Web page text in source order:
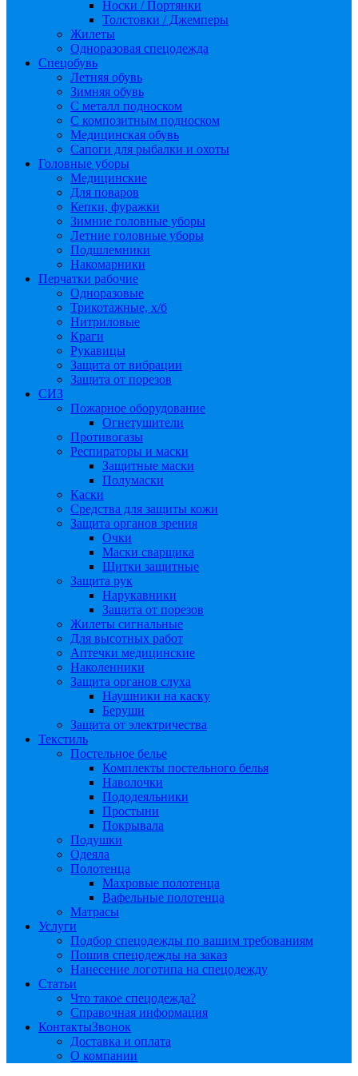
Носки / Портянки
Толстовки / Джемперы
Жилеты
Одноразовая спецодежда
Спецобувь
Летняя обувь
Зимняя обувь
С металл подноском
С композитным подноском
Медицинская обувь
Сапоги для рыбалки и охоты
Головные уборы
Медицинские
Для поваров
Кепки, фуражки
Зимние головные уборы
Летние головные уборы
Подшлемники
Накомарники
Перчатки рабочие
Одноразовые
Трикотажные, х/б
Нитриловые
Краги
Рукавицы
Защита от вибрации
Защита от порезов
СИЗ
Пожарное оборудование
Огнетушители
Противогазы
Респираторы и маски
Защитные маски
Полумаски
Каски
Средства для защиты кожи
Защита органов зрения
Очки
Маски сварщика
Щитки защитные
Защита рук
Нарукавники
Защита от порезов
Жилеты сигнальные
Для высотных работ
Аптечки медицинские
Наколенники
Защита органов слуха
Наушники на каску
Беруши
Защита от электричества
Текстиль
Постельное белье
Комплекты постельного белья
Наволочки
Пододеяльники
Простыни
Покрывала
Подушки
Одеяла
Полотенца
Махровые полотенца
Вафельные полотенца
Матрасы
Услуги
Подбор спецодежды по вашим требованиям
Пошив спецодежды на заказ
Нанесение логотипа на спецодежду
Статьи
Что такое спецодежда?
Справочная информация
КонтактыЗвонок
Доставка и оплата
О компании